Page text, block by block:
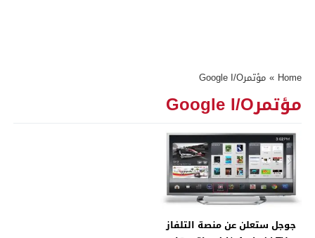
Home
» مؤتمرGoogle I/O
مؤتمرGoogle I/O
جوجل ستعلن عن منصة التلفاز